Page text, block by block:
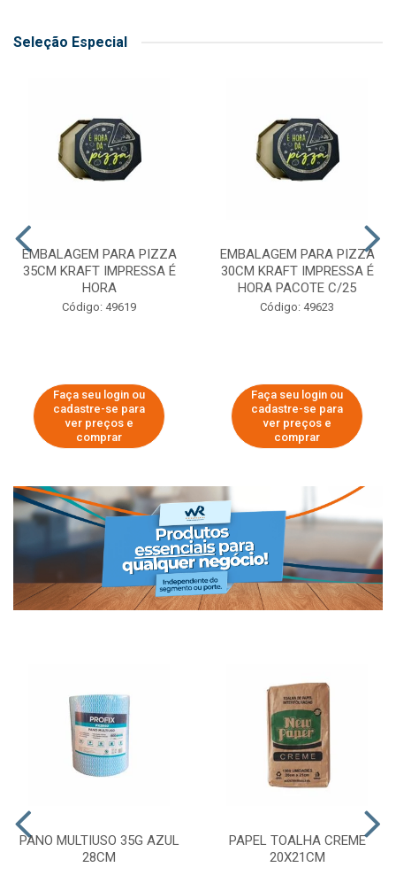
Seleção Especial
EMBALAGEM PARA PIZZA
35CM KRAFT IMPRESSA É
HORA
Código: 49619
Faça seu login ou
cadastre-se para
ver preços e
comprar
EMBALAGEM PARA PIZZA
30CM KRAFT IMPRESSA É
HORA PACOTE C/25
Código: 49623
Faça seu login ou
cadastre-se para
ver preços e
comprar
PANO MULTIUSO 35G AZUL
28CM
PAPEL TOALHA CREME
20X21CM